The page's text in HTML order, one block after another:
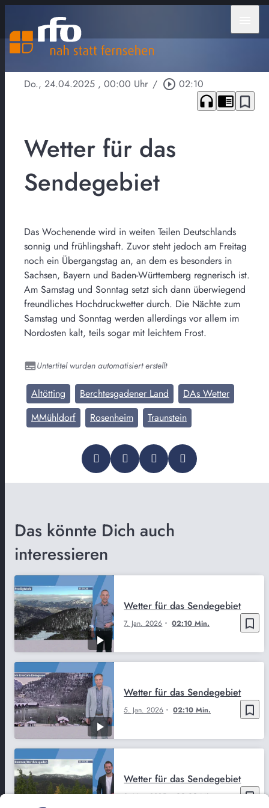
Do., 24.04.2025 , 00:00 Uhr / play_circle_outline 02:10
headphones chrome_reader_mode bookmark_border
Wetter für das
Sendegebiet
Das Wochenende wird in weiten Teilen Deutschlands
sonnig und frühlingshaft. Zuvor steht jedoch am Freitag
noch ein Übergangstag an, an dem es besonders in
Sachsen, Bayern und Baden-Württemberg regnerisch ist.
Am Samstag und Sonntag setzt sich dann überwiegend
freundliches Hochdruckwetter durch. Die Nächte zum
Samstag und Sonntag werden allerdings vor allem im
Nordosten kalt, teils sogar mit leichtem Frost.
Untertitel wurden automatisiert erstellt
Altötting Berchtesgadener Land
DAs Wetter
MMühldorf
Rosenheim Traunstein
Das könnte Dich auch
interessieren
bookmark_border
7. Jan. 2026 02:10 Min.
Wetter für das Sendegebiet
bookmark_border
5. Jan. 2026 02:10 Min.
Wetter für das Sendegebiet
bookmark_border
3. Nov. 2025 02:09 Min.
Wetter für das Sendegebiet